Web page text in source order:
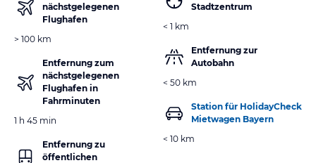
nächstgelegenen
Flughafen
> 100 km
Entfernung zum
nächstgelegenen
Flughafen in
Fahrminuten
1 h 45 min
Entfernung zu
öffentlichen
Stadtzentrum
< 1 km
Entfernung zur
Autobahn
< 50 km
Station für HolidayCheck
Mietwagen Bayern
< 10 km